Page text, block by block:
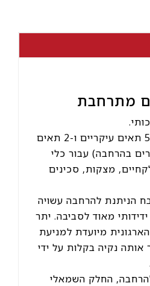
מתרחבת
מוכבת מ 5-7 תאים. 5 תאים עיקריים ו-2 תאים
בהרחבה) עבור כלי
מצקות, סכינים
הניתנת להרחבה עשויה
ידידותי מאוד לסביבה. יתר
מיועדת למניעת
נקיה בקלות על ידי
החלק השמאלי